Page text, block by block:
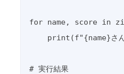
for name, score in
print(f"{name}さ
# 実行結果